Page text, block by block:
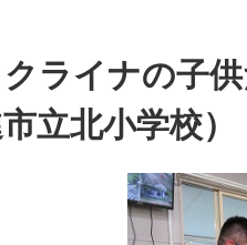
クライナの子
立北小学校）